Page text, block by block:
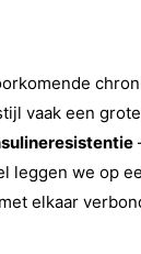
vaak een
leggen we op
elkaar